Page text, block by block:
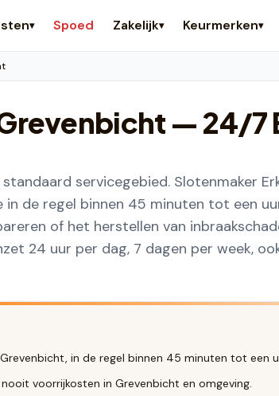
▾ Spoed Zakelijk▾ Keurmerken▾
— 24/7
servicegebied. Slotenmaker
de regel binnen 45 minuten tot een
of het herstellen van
24 uur per dag, 7 dagen per week,
in de regel binnen 45 minuten tot een
voorrijkosten in Grevenbicht en omgeving.